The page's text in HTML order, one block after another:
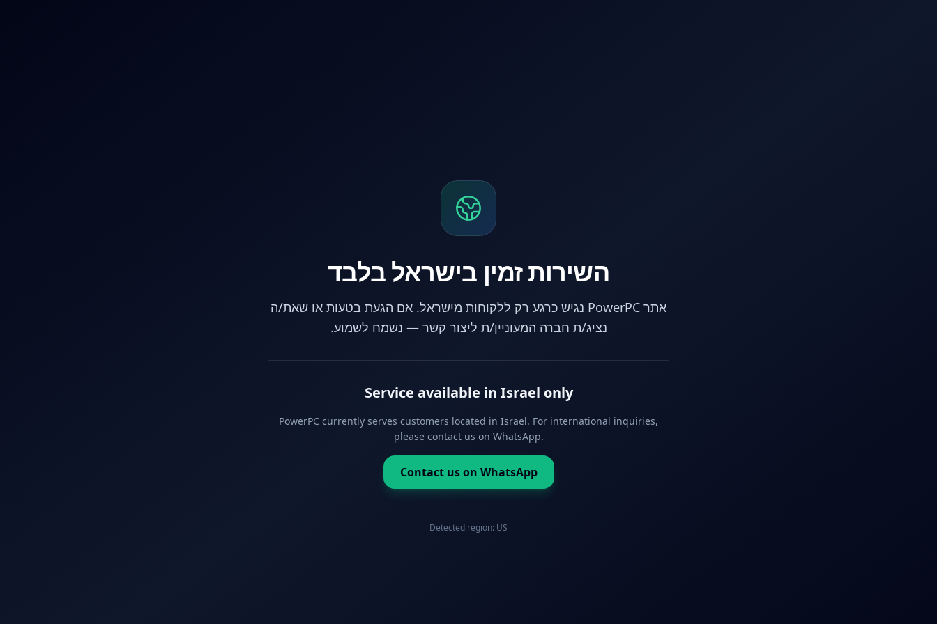
השירות זמין בישראל בלבד
אתר PowerPC נגיש כרגע רק ללקוחות מישראל. אם הגעת בטעות או שאת/ה
נציג/ת חברה המעוניין/ת ליצור קשר — נשמח לשמוע.
Service available in Israel only
PowerPC currently serves customers located in Israel. For international inquiries,
please contact us on WhatsApp.
Contact us on WhatsApp
Detected region: US